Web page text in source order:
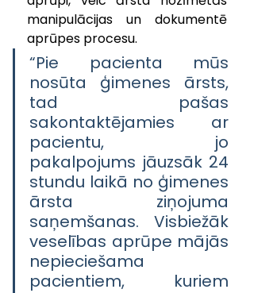
manipulācijas un dokumentē
aprūpes procesu.
“Pie pacienta mūs
nosūta ģimenes ārsts,
tad pašas
sakontaktējamies ar
pacientu, jo
pakalpojums jāuzsāk 24
stundu laikā no ģimenes
ārsta ziņojuma
saņemšanas. Visbiežāk
veselības aprūpe mājās
nepieciešama
pacientiem, kuriem